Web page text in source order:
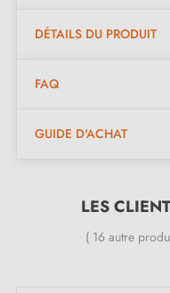
Poignée : tubulaire
Performances et
DÉTAILS DU PRODUIT
FAQ
GUIDE D'ACHAT
LES
( 16 autre